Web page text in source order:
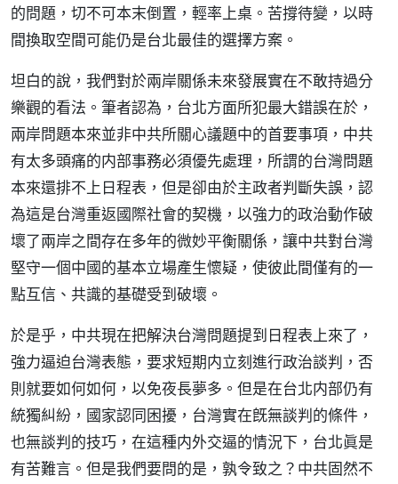
的問題，切不可本末倒置，輕率上桌。苦撐待變，以時
間換取空間可能仍是台北最佳的選擇方案。
坦白的說，我們對於兩岸關係未來發展實在不敢持過分
樂觀的看法。筆者認為，台北方面所犯最大錯誤在於，
兩岸問題本來並非中共所關心議題中的首要事項，中共
有太多頭痛的内部事務必須優先處理，所謂的台灣問題
本來還排不上日程表，但是卻由於主政者判斷失誤，認
為這是台灣重返國際社會的契機，以強力的政治動作破
壞了兩岸之間存在多年的微妙平衡關係，讓中共對台灣
堅守一個中國的基本立場產生懷疑，使彼此間僅有的一
點互信、共識的基礎受到破壞。
於是乎，中共現在把解決台灣問題提到日程表上來了，
強力逼迫台灣表態，要求短期内立刻進行政治談判，否
則就要如何如何，以免夜長夢多。但是在台北内部仍有
統獨糾紛，國家認同困擾，台灣實在旣無談判的條件，
也無談判的技巧，在這種内外交逼的情況下，台北眞是
有苦難言。但是我們要問的是，孰令致之？中共固然不